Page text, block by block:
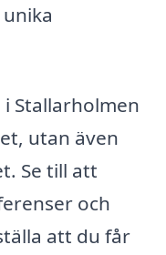
Stallarholmen
utan även
Se till att
och
att du får